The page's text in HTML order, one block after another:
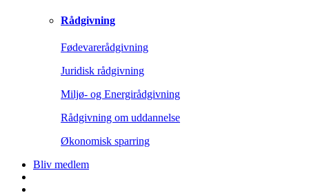
Rådgivning
Fødevarerådgivning
Juridisk rådgivning
Miljø- og Energirådgivning
Rådgivning om uddannelse
Økonomisk sparring
Bliv medlem